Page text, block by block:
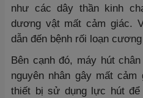
như các dây thần kinh
dương vật mất cảm giác.
dẫn đến bệnh rối loạn
Bên cạnh đó, máy hút
nguyên nhân gây mất
thiết bị sử dụng lực hút